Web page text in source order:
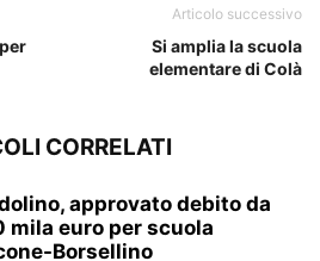
Articolo successivo
Si amplia la scuola
elementare di Colà
CORRELATI
approvato debito da
mila euro per scuola
Borsellino